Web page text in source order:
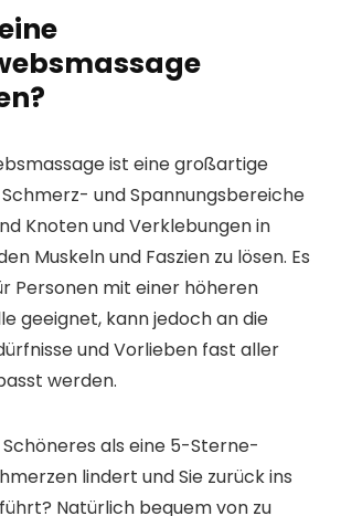
ist eine großartige
und Spannungsbereiche
Knoten und Verklebungen in
Muskeln und Faszien zu lösen. Es
Personen mit einer höheren
geeignet, kann jedoch an die
und Vorlieben fast aller
werden.
als eine 5-Sterne-
lindert und Sie zurück ins
Natürlich bequem von zu